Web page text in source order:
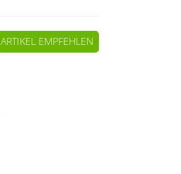
ARTIKEL EMPFEHLEN